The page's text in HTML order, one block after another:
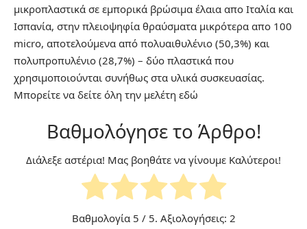
μικροπλαστικά σε εμπορικά βρώσιμα έλαια απο Ιταλία και
Ισπανία, στην πλειοψηφία θραύσματα μικρότερα απο 100
micro, αποτελούμενα από πολυαιθυλένιο (50,3%) και
πολυπροπυλένιο (28,7%) – δύο πλαστικά που
χρησιμοποιούνται συνήθως στα υλικά συσκευασίας.
Μπορείτε να δείτε όλη την μελέτη εδώ
Βαθμολόγησε το Άρθρο!
Διάλεξε αστέρια! Μας βοηθάτε να γίνουμε Καλύτεροι!
Βαθμολογία 5 / 5. Αξιολογήσεις: 2